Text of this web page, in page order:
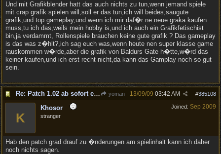
Und mit Grafikblender hatt das auch nichts zu tun,wenn jemand spiele
mit crap grafik spielen will,soll er das tun,ich will beides,saugute
grafik,und top gameplay,und wenn ich mir daf�r ne neue graka kaufen
muss,tu ich das,weils mein hobby is,und ich auch ein Grafikfetischist
bin,ja verdammt, Rollenspiele brauchen keine gute grafik ? Das gameplay
is das was z�hlt?,ich sag euch was,wenn heute nen super klasse game
rauskommen w�rde,aber die grafik von Baldurs Gate h�tte,w�rd das
keiner kaufen,und ich erst recht nicht,da kann das Gamplay noch so gut
sein.
Re: Patch 1.02 ab sofort erh�ltlich! yoman #385108
13/09/09 03:42 AM
Joined: Sep 2009
K
Khosor
stranger
Hab den patch grad drauf zu �nderungen am spielinhalt kann ich daher
noch nichts sagen.